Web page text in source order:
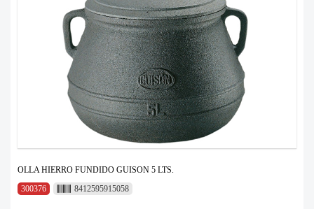
OLLA HIERRO FUNDIDO GUISON 5 LTS.
300376
8412595915058